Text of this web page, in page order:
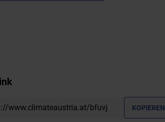
www.climateaustria.at/bfuvj KOPIEREN